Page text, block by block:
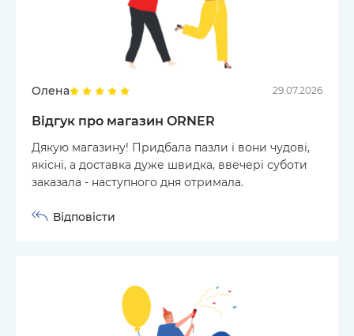
Олена 29.07.2026
Відгук про магазин ORNER
Дякую магазину! Придбала пазли і вони чудові,
якісні, а доставка дуже швидка, ввечері суботи
заказала - наступного дня отримала.
Відповісти